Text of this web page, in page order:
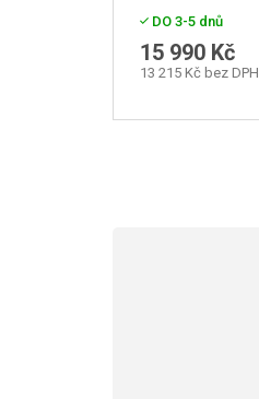
DO 3-5 dnů
13 215 Kč bez DPH
15 990 Kč